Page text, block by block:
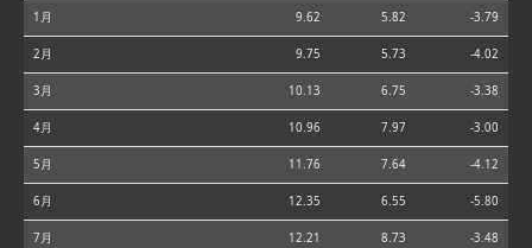
1月 9.62 5.82 -3.79
2月 9.75 5.73 -4.02
3月 10.13 6.75 -3.38
4月 10.96 7.97 -3.00
5月 11.76 7.64 -4.12
6月 12.35 6.55 -5.80
7月 12.21 8.73 -3.48